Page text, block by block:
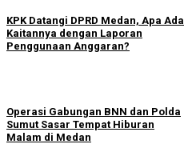
KPK Datangi DPRD Medan, Apa Ada
Kaitannya dengan Laporan
Penggunaan Anggaran?
Operasi Gabungan BNN dan Polda
Sumut Sasar Tempat Hiburan
Malam di Medan